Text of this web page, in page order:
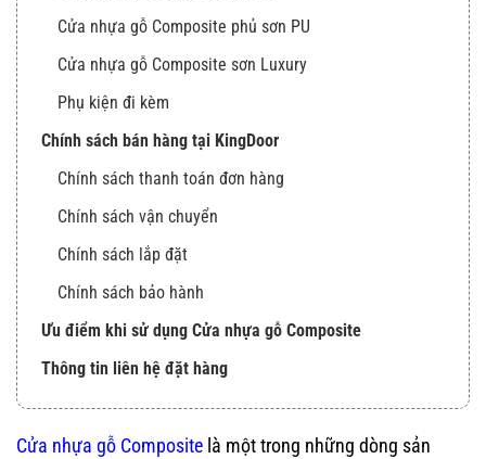
Cửa nhựa gỗ Composite phủ sơn PU
Cửa nhựa gỗ Composite sơn Luxury
Phụ kiện đi kèm
Chính sách bán hàng tại KingDoor
Chính sách thanh toán đơn hàng
Chính sách vận chuyển
Chính sách lắp đặt
Chính sách bảo hành
Ưu điểm khi sử dụng Cửa nhựa gỗ Composite
Thông tin liên hệ đặt hàng
Cửa nhựa gỗ Composite là một trong những dòng sản